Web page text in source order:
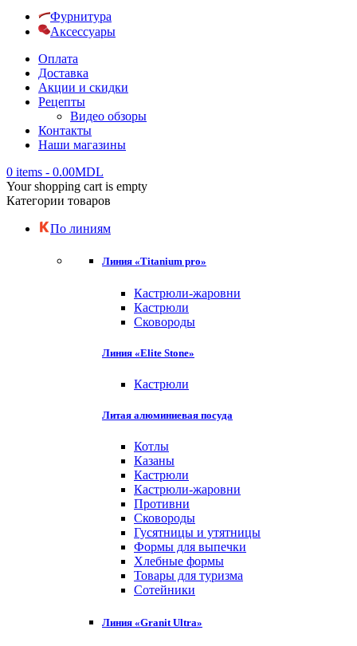
Фурнитура
Аксессуары
Оплата
Доставка
Акции и скидки
Рецепты
Видео обзоры
Контакты
Наши магазины
0 items - 0.00MDL
Your shopping cart is empty
Категории товаров
По линиям
Линия «Titanium pro»
Кастрюли-жаровни
Кастрюли
Сковороды
Линия «Elite Stone»
Кастрюли
Литая алюминиевая посуда
Котлы
Казаны
Кастрюли
Кастрюли-жаровни
Противни
Сковороды
Гусятницы и утятницы
Формы для выпечки
Хлебные формы
Товары для туризма
Сотейники
Линия «Granit Ultra»